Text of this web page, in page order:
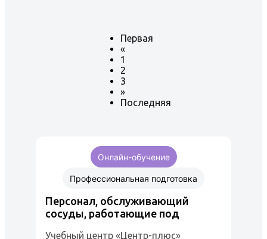
Первая
«
1
2
3
»
Последняя
Онлайн-обучение
Профессиональная подготовка
Персонал, обслуживающий
сосуды, работающие под
Учебный центр «Центр-плюс»